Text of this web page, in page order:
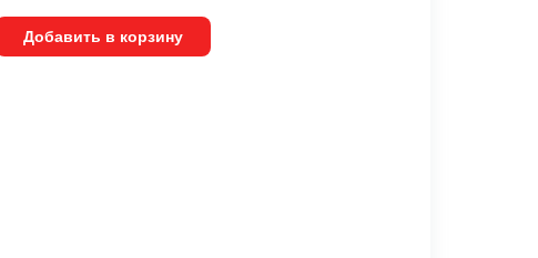
Добавить в корзину